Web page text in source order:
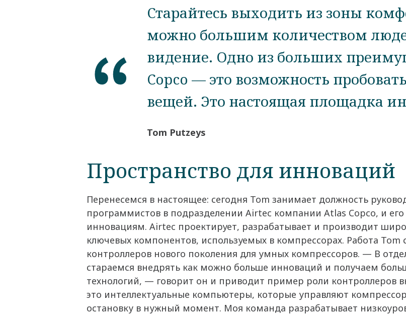
Старайтесь выходить из зоны
можно большим количеством
видение. Одно из больших
Copco — это возможность
вещей. Это настоящая площадка
Tom Putzeys
Пространство для инноваций
Перенесемся в настоящее: сегодня Tom занимает должность
программистов в подразделении Airtec компании Atlas Copco, и
инновациям. Airtec проектирует, разрабатывает и производит
ключевых компонентов, используемых в компрессорах. Работа Tom
контроллеров нового поколения для умных компрессоров. — В
стараемся внедрять как можно больше инноваций и получаем
технологий, — говорит он и приводит пример роли
это интеллектуальные компьютеры, которые управляют
остановку в нужный момент. Моя команда разрабатывает